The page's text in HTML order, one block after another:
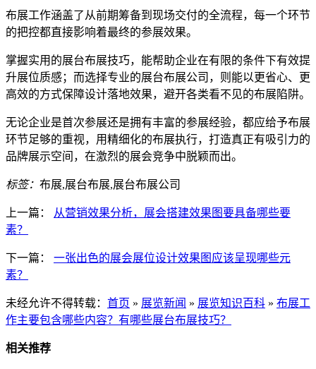
布展工作涵盖了从前期筹备到现场交付的全流程，每一个环节
的把控都直接影响着最终的参展效果。
掌握实用的展台布展技巧，能帮助企业在有限的条件下有效提
升展位质感；而选择专业的展台布展公司，则能以更省心、更
高效的方式保障设计落地效果，避开各类看不见的布展陷阱。
无论企业是首次参展还是拥有丰富的参展经验，都应给予布展
环节足够的重视，用精细化的布展执行，打造真正有吸引力的
品牌展示空间，在激烈的展会竞争中脱颖而出。
标签： 布展,展台布展,展台布展公司
上一篇：
从营销效果分析，展会搭建效果图要具备哪些要
素？
下一篇： 一张出色的展会展位设计效果图应该呈现哪些元
素？
未经允许不得转载： 首页 » 展览新闻 » 展览知识百科 » 布展工
作主要包含哪些内容？有哪些展台布展技巧？
相关推荐